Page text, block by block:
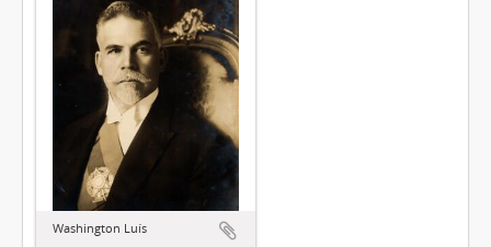
Washington Luís